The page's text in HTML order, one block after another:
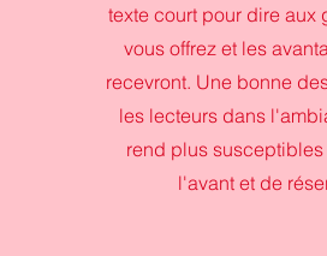
texte court pour dire aux
vous offrez et les
recevront. Une bonne
les lecteurs dans
rend plus
l'avant et de